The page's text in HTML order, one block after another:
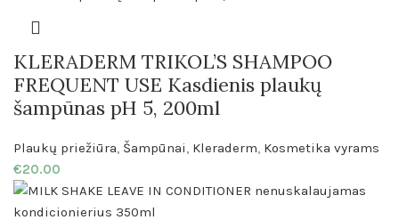
KLERADERM TRIKOL’S SHAMPOO
FREQUENT USE Kasdienis plaukų
šampūnas pH 5, 200ml
Plaukų priežiūra, Šampūnai, Kleraderm, Kosmetika vyrams
€20.00